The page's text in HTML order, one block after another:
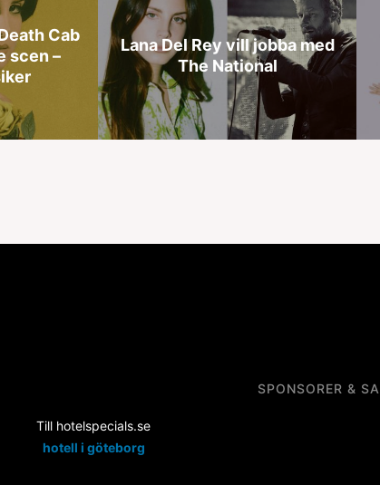
Cab
scen –
Lana Del Rey vill jobba med
The National
SPONSORER &
Till hotelspecials.se
hotell i göteborg